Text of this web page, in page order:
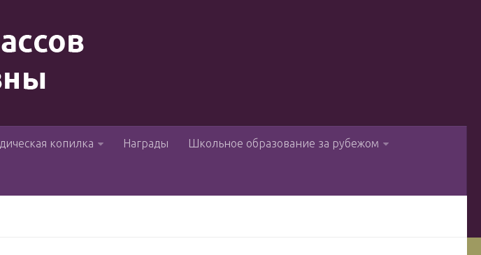
копилка Награды Школьное образование за рубежом